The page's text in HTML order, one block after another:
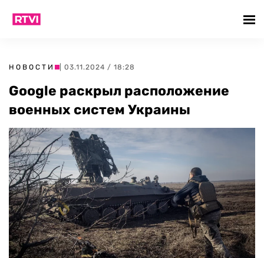
НОВОСТИ | 03.11.2024 / 18:28
Google раскрыл расположение
военных систем Украины